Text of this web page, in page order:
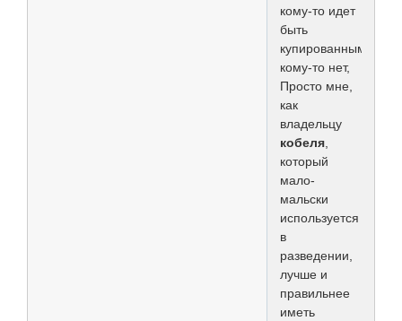
кому-то идет
быть
купированным,
кому-то нет,
Просто мне,
как
владельцу
кобеля
который
мало-
мальски
используется
в
разведении,
лучше и
правильнее
иметь